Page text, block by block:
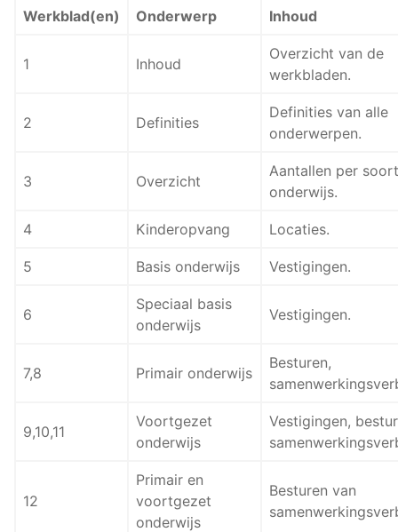
Werkblad(en) Onderwerp Inhoud
1 Inhoud
Overzicht van de
werkbladen.
2 Definities
Definities van alle
onderwerpen.
3 Overzicht
Aantallen per soort
onderwijs.
4 Kinderopvang Locaties.
5 Basis onderwijs Vestigingen.
6
Speciaal basis
onderwijs
Vestigingen.
7,8 Primair onderwijs
Besturen,
9,10,11
Voortgezet
onderwijs
Vestigingen,
12
Primair en
voortgezet
onderwijs
Besturen van